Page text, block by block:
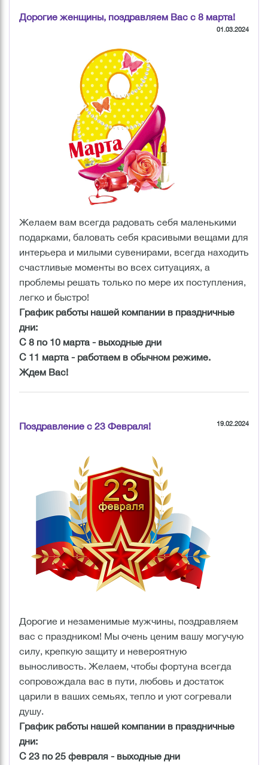
Дорогие женщины, поздравляем Вас с 8 марта!
01.03.2024
Желаем вам всегда радовать себя маленькими
подарками, баловать себя красивыми вещами для
интерьера и милыми сувенирами, всегда находить
счастливые моменты во всех ситуациях, а
проблемы решать только по мере их поступления,
легко и быстро!
График работы нашей компании в праздничные
дни:
С 8 по 10 марта - выходные дни
С 11 марта - работаем в обычном режиме.
Ждем Вас!
Поздравление с 23 Февраля! 19.02.2024
Дорогие и незаменимые мужчины, поздравляем
вас с праздником! Мы очень ценим вашу могучую
силу, крепкую защиту и невероятную
выносливость. Желаем, чтобы фортуна всегда
сопровождала вас в пути, любовь и достаток
царили в ваших семьях, тепло и уют согревали
душу.
График работы нашей компании в праздничные
дни:
С 23 по 25 февраля - выходные дни